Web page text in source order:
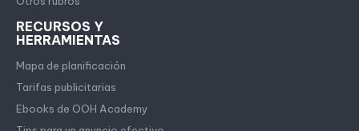
RECURSOS Y
HERRAMIENTAS
Mapa de planificación
Tarifas publicitarias
Ebooks de OOH Academy